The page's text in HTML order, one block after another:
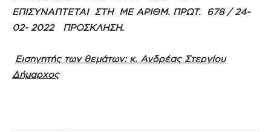
ΕΠΙΣΥΝΑΠΤΕΤΑΙ ΣΤΗ ΜΕ ΑΡΙΘΜ. ΠΡΩΤ. 678 / 24-
02- 2022 ΠΡΟΣΚΛΗΣΗ.
Εισηγητής των θεμάτων: κ. Ανδρέας Στεργίου
Δήμαρχος